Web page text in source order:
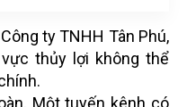
ty TNHH Tân Phú,
thủy lợi không thể
Một tuyến kênh có